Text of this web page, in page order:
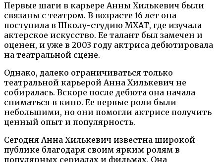
Первые шаги в карьере Анны Хилькевич были
связаны с театром. В возрасте 16 лет она
поступила в Школу-студию МХАТ, где изучала
актерское искусство. Ее талант был замечен и
оценен, и уже в 2003 году актриса дебютировала
на театральной сцене.
Однако, далеко ограничиваться только
театральной карьерой Анна Хилькевич не
собиралась. Вскоре после дебюта она начала
сниматься в кино. Ее первые роли были
небольшими, но они помогли актрисе получить
ценный опыт и популярность.
Сегодня Анна Хилькевич известна широкой
публике благодаря своим ярким ролям в
популярных сериалах и фильмах. Она